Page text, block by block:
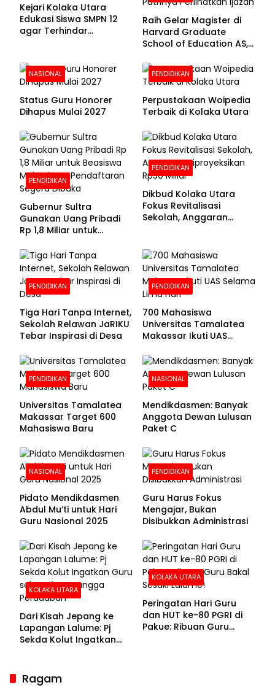
Kejari Kolaka Utara
Edukasi Siswa SMPN 12
agar Terhindar
Raih Gelar Magister di
Harvard Graduate
School of Education AS,
Foto Putrinya Perlihatkan
Ijazah
NASIONAL
Status Guru Honorer
Dihapus Mulai 2027
PENDIDIKAN
Perpustakaan Woipedia
Terbaik di Kolaka Utara
PENDIDIKAN
Gubernur Sultra
Gunakan Uang Pribadi
Rp 1,8 Miliar untuk
Pendaftaran Segera
Dibuka
PENDIDIKAN
Dikbud Kolaka Utara
Fokus Revitalisasi
Sekolah, Anggaran
PENDIDIKAN
Tiga Hari Tanpa Internet,
Sekolah Relawan JaRIKU
Tebar Inspirasi di Desa
PENDIDIKAN
700 Mahasiswa
Universitas Tamalatea
Makassar Ikuti UAS
PENDIDIKAN
Universitas Tamalatea
Makassar Target 600
Mahasiswa Baru
NASIONAL
Mendikdasmen: Banyak
Anggota Dewan Lulusan
Paket C
NASIONAL
Pidato Mendikdasmen
Abdul Mu’ti untuk Hari
Guru Nasional 2025
PENDIDIKAN
Guru Harus Fokus
Mengajar, Bukan
Disibukkan Administrasi
KOLAKA UTARA
Dari Kisah Jepang ke
Lapangan Lalume: Pj
Sekda Kolut Ingatkan
KOLAKA UTARA
Peringatan Hari Guru
dan HUT ke-80 PGRI di
Pakue: Ribuan Guru
Ragam
Sekda Kolaka Utara Hadiri RUPSLB BPR Bahteramas,